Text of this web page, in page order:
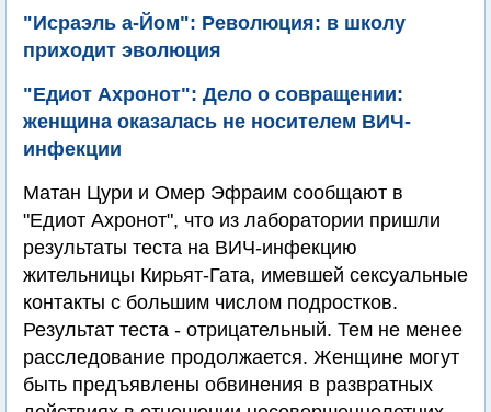
"Исраэль а-Йом": Революция: в школу
приходит эволюция
"Едиот Ахронот": Дело о совращении:
женщина оказалась не носителем ВИЧ-
инфекции
Матан Цури и Омер Эфраим сообщают в
"Едиот Ахронот", что из лаборатории пришли
результаты теста на ВИЧ-инфекцию
жительницы Кирьят-Гата, имевшей сексуальные
контакты с большим числом подростков.
Результат теста - отрицательный. Тем не менее
расследование продолжается. Женщине могут
быть предъявлены обвинения в развратных